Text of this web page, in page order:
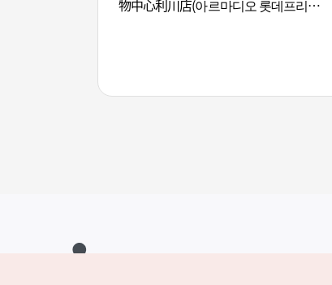
物中心利川店(아르마디오 롯데프리미